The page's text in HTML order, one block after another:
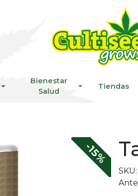
Bienestar
Salud
Tiendas
-15%